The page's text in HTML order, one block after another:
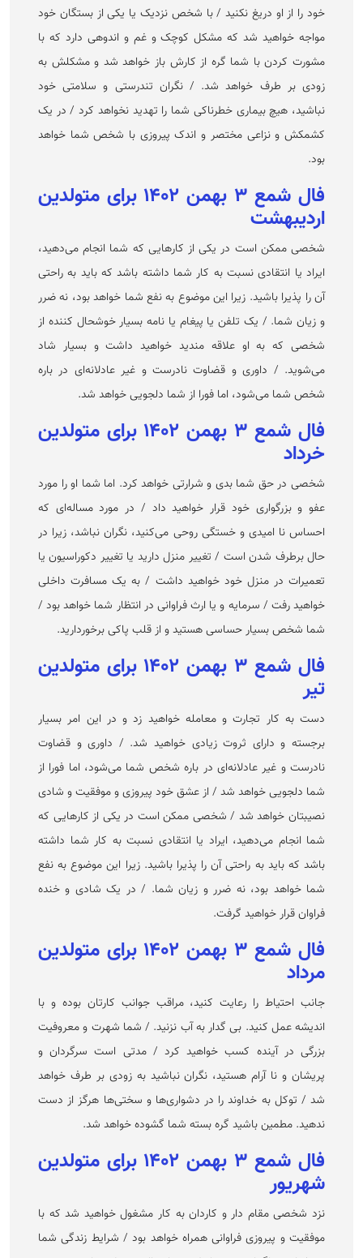
خود را از او دریغ نکنید / با شخص نزدیک یا یکی از بستگان خود
مواجه خواهید شد که مشکل کوچک و غم و اندوهی دارد که با
مشورت کردن با شما گره از کارش باز خواهد شد و مشکلش به
زودی بر طرف خواهد شد. / نگران تندرستی و سلامتی خود
نباشید، هیچ بیماری خطرناکی شما را تهدید نخواهد کرد / در یک
کشمکش و نزاعی مختصر و اندک پیروزی با شخص شما خواهد
بود.
فال شمع ۳ بهمن ۱۴۰۲ برای متولدین
اردیبهشت
شخصی ممکن است در یکی از کار‌هایی که شما انجام می‌دهید،
ایراد یا انتقادی نسبت به کار شما داشته باشد که باید به راحتی
آن را پذیرا باشید. زیرا این موضوع به نفع شما خواهد بود، نه ضرر
و زیان شما. / یک تلفن یا پیغام یا نامه بسیار خوشحال کننده از
شخصی که به او علاقه مندید خواهید داشت و بسیار شاد
می‌شوید. / داوری و قضاوت نادرست و غیر عادلانه‌ای در باره
شخص شما می‌شود، اما فورا از شما دلجویی خواهد شد.
فال شمع ۳ بهمن ۱۴۰۲ برای متولدین
خرداد
شخصی در حق شما بدی و شرارتی خواهد کرد. اما شما او را مورد
عفو و بزرگواری خود قرار خواهید داد / در مورد مساله‌ای که
احساس نا امیدی و خستگی روحی می‌کنید، نگران نباشد، زیرا در
حال برطرف شدن است / تغییر منزل دارید یا تغییر دکوراسیون یا
تعمیرات در منزل خود خواهید داشت / به یک مسافرت داخلی
خواهید رفت / سرمایه و یا ارث فراوانی در انتظار شما خواهد بود /
شما شخص بسیار حساسی هستید و از قلب پاکی برخوردارید.
فال شمع ۳ بهمن ۱۴۰۲ برای متولدین
تیر
دست به کار تجارت و معامله خواهید زد و در این امر بسیار
برجسته و دارای ثروت زیادی خواهید شد. / داوری و قضاوت
نادرست و غیر عادلانه‌ای در باره شخص شما می‌شود، اما فورا از
شما دلجویی خواهد شد / از عشق خود پیروزی و موفقیت و شادی
نصیبتان خواهد شد / شخصی ممکن است در یکی از کار‌هایی که
شما انجام می‌دهید، ایراد یا انتقادی نسبت به کار شما داشته
باشد که باید به راحتی آن را پذیرا باشید. زیرا این موضوع به نفع
شما خواهد بود، نه ضرر و زیان شما. / در یک شادی و خنده
فراوان قرار خواهید گرفت.
فال شمع ۳ بهمن ۱۴۰۲ برای متولدین
مرداد
جانب احتیاط را رعایت کنید، مراقب جوانب کارتان بوده و با
اندیشه عمل کنید. بی گدار به آب نزنید. / شما شهرت و معروفیت
بزرگی در آینده کسب خواهید کرد / مدتی است سرگردان و
پریشان و نا آرام هستید، نگران نباشید به زودی بر طرف خواهد
شد / توکل به خداوند را در دشواری‌ها و سختی‌ها هرگز از دست
ندهید. مطمین باشید گره بسته شما گشوده خواهد شد.
فال شمع ۳ بهمن ۱۴۰۲ برای متولدین
شهریور
نزد شخصی مقام دار و کاردان به کار مشغول خواهید شد که با
موفقیت و پیروزی فراوانی همراه خواهد بود / شرایط زندگی شما